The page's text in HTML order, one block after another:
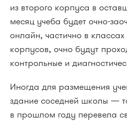
из второго корпуса в
месяц учеба будет очно-
онлайн, частично в
корпусов, очно будут
контрольные и
Иногда для размещения
здание соседней школы —
в прошлом году перевела